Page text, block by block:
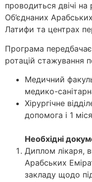
проводиться двічі
Об’єднаних
Латифи та центрах
Програма передбачає
ротацій стажування
Медичний
медико-
Хірургічне
допомога і 1
Необхідні
Диплом лікаря,
Арабських
закладу щодо